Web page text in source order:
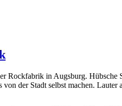
Rockfabrik in Augsburg.
der Stadt selbst machen.